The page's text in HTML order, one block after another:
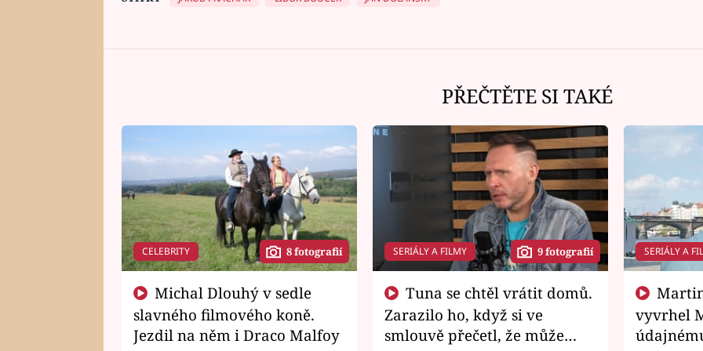
PŘEČTĚTE SI TAKÉ
CELEBRITY 8 fotografií
slavného filmového koně.
Jezdil na něm i Draco Malfoy
SERIÁLY A FILMY 9 fotografií
Zarazilo ho, když si ve
smlouvě přečetl, že může
SERIÁLY A
vyvrhel